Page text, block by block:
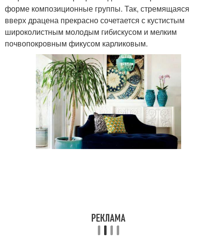
форме композиционные группы. Так, стремящаяся
вверх драцена прекрасно сочетается с кустистым
широколистным молодым гибискусом и мелким
почвопокровным фикусом карликовым.